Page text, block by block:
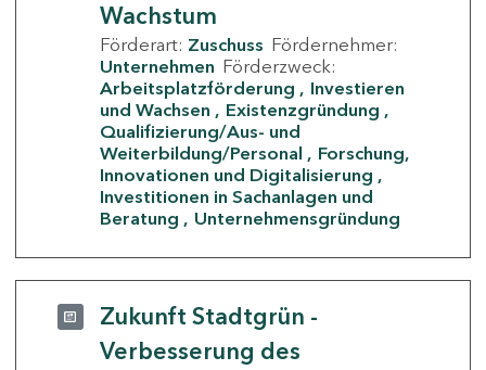
Wachstum
Förderart: Zuschuss Fördernehmer:
Unternehmen Förderzweck:
Arbeitsplatzförderung
Investieren
und Wachsen
Existenzgründung
Qualifizierung/Aus- und
Weiterbildung/Personal
Forschung,
Innovationen und Digitalisierung
Investitionen in Sachanlagen und
Beratung
Unternehmensgründung
Zukunft Stadtgrün -
Verbesserung des